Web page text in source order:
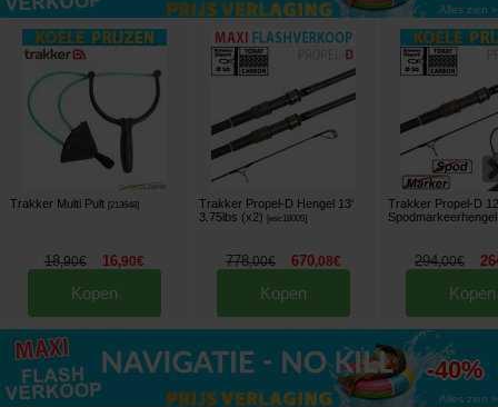
Alles zien »
Trakker Multi Pult [213648]
18,90€ 16,90€
Kopen
Trakker Propel-D Hengel 13'
3.75lbs (x2)
[esc18005]
778,00€ 670,08€
Kopen
Trakker Propel-D
Spodmarkeerhengel
294,00€
Kopen
tot
-40%
Alles zien »